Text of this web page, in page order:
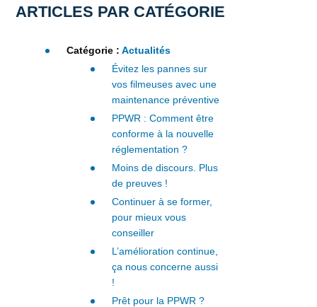
ARTICLES PAR CATÉGORIE
Catégorie : Actualités
Évitez les pannes sur
vos filmeuses avec une
maintenance préventive
PPWR : Comment être
conforme à la nouvelle
réglementation ?
Moins de discours. Plus
de preuves !
Continuer à se former,
pour mieux vous
conseiller
L’amélioration continue,
ça nous concerne aussi
!
Prêt pour la PPWR ?